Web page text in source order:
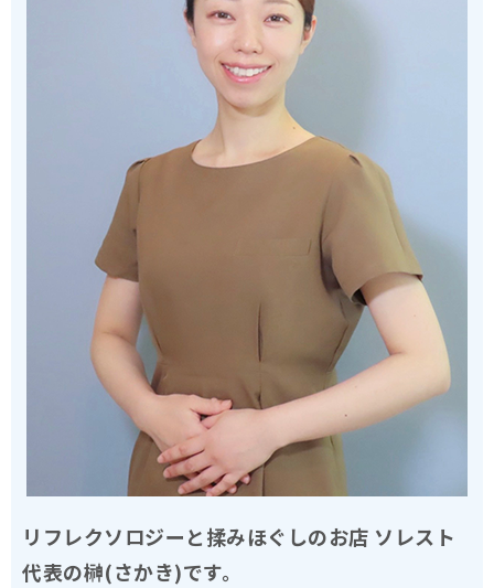
リフレクソロジーと揉みほぐしのお店 ソレスト
代表の榊(さかき)です。